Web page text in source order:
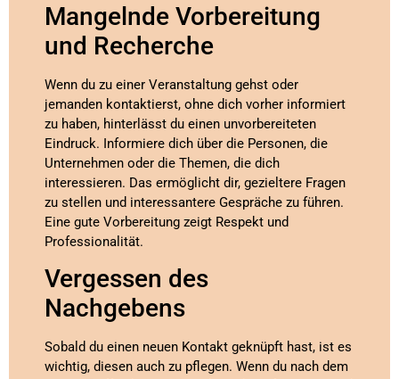
Mangelnde Vorbereitung
und Recherche
Wenn du zu einer Veranstaltung gehst oder
jemanden kontaktierst, ohne dich vorher informiert
zu haben, hinterlässt du einen unvorbereiteten
Eindruck. Informiere dich über die Personen, die
Unternehmen oder die Themen, die dich
interessieren. Das ermöglicht dir, gezieltere Fragen
zu stellen und interessantere Gespräche zu führen.
Eine gute Vorbereitung zeigt Respekt und
Professionalität.
Vergessen des
Nachgebens
Sobald du einen neuen Kontakt geknüpft hast, ist es
wichtig, diesen auch zu pflegen. Wenn du nach dem